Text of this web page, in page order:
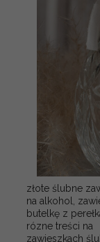
złote ślubne
na alkohol,
butelkę z
rózne treści na
zawieszkach